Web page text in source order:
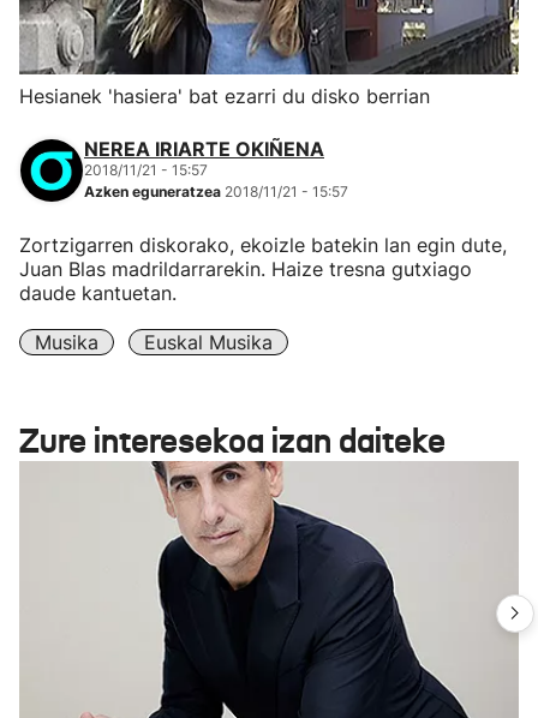
Hesianek 'hasiera' bat ezarri du disko berrian
NEREA IRIARTE OKIÑENA
2018/11/21 - 15:57
Azken eguneratzea 2018/11/21 - 15:57
Zortzigarren diskorako, ekoizle batekin lan egin dute,
Juan Blas madrildarrarekin. Haize tresna gutxiago
daude kantuetan.
Musika Euskal Musika
Zure interesekoa izan daiteke